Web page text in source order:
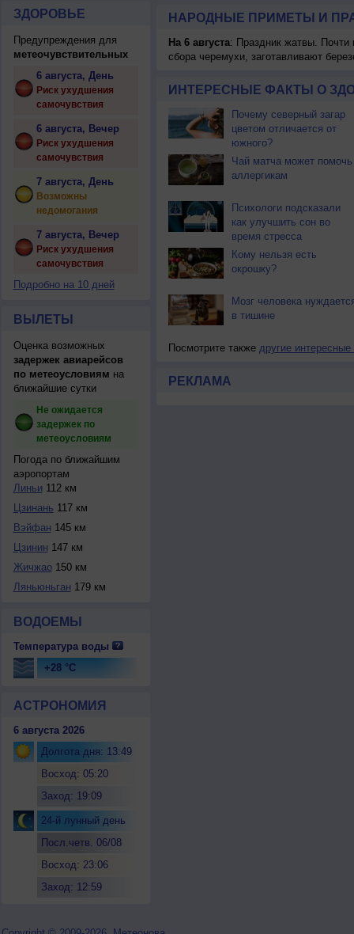
ЗДОРОВЬЕ
Предупреждения для
метеочувствительных
6 августа, День
Риск ухудшения
самочувствия
6 августа, Вечер
Риск ухудшения
самочувствия
7 августа, День
Возможны
недомогания
7 августа, Вечер
Риск ухудшения
самочувствия
Подробно на 10 дней
ВЫЛЕТЫ
Оценка возможных
задержек авиарейсов
по метеоусловиям на
ближайшие сутки
Не ожидается
задержек по
метеоусловиям
Погода по ближайшим
аэропортам
Линьи 112 км
Цзинань 117 км
Вэйфан 145 км
Цзинин 147 км
Жичжао150 км
Ляньюньган 179 км
ВОДОЕМЫ
Температура воды
+28 °C
АСТРОНОМИЯ
6 августа 2026
Долгота дня: 13:49
Восход: 05:20
Заход: 19:09
24-й лунный день
Посл.четв. 06/08
Восход: 23:06
Заход: 12:59
НАРОДНЫЕ ПРИМЕТЫ И
На 6 августа: Праздник жатвы. Почти
сбора черемухи, заготавливают
ИНТЕРЕСНЫЕ ФАКТЫ О
Почему северный загар
цветом отличается от
южного?
Чай матча может помочь
аллергикам
Психологи подсказали
как улучшить сон во
время стресса
Кому нельзя есть
окрошку?
Мозг человека
в тишине
Посмотрите также другие интересные
РЕКЛАМА